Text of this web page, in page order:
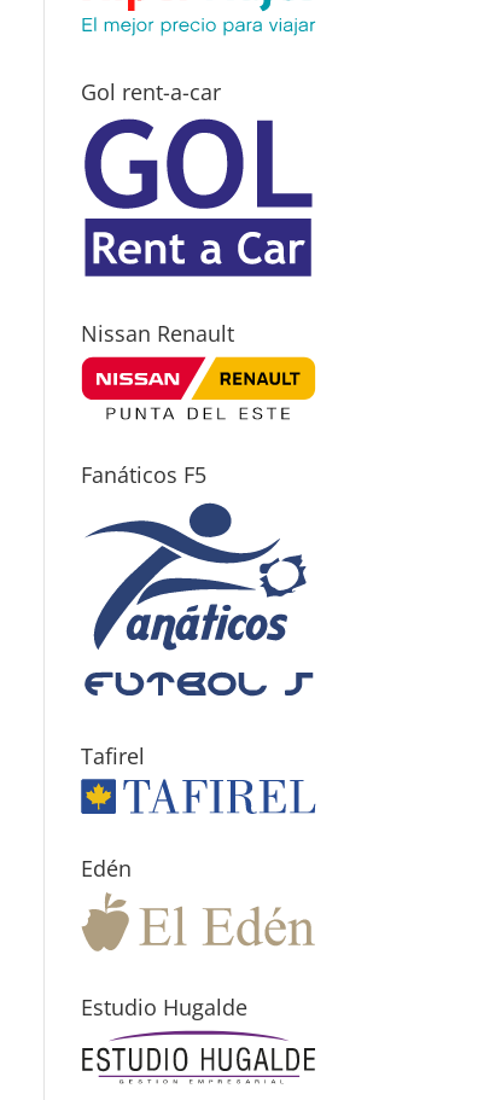
Gol rent-a-car
Nissan Renault
Fanáticos F5
Tafirel
Edén
Estudio Hugalde